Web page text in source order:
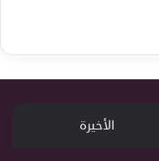
الأخيرة